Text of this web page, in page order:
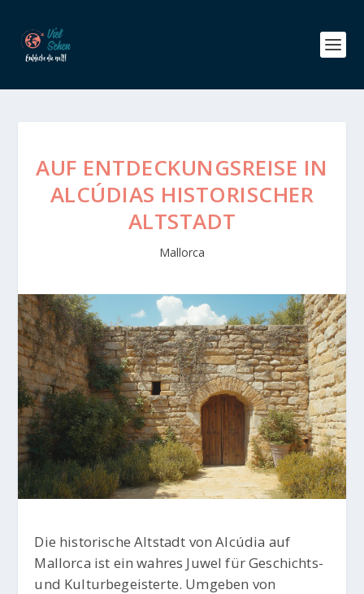
AUF ENTDECKUNGSREISE IN
ALCÚDIAS HISTORISCHER
ALTSTADT
Mallorca
Die historische Altstadt von Alcúdia auf
Mallorca ist ein wahres Juwel für Geschichts-
und Kulturbegeisterte. Umgeben von